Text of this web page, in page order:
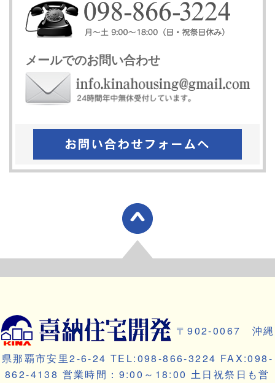
メールでのお問い合わせ
〒902-0067 沖縄
県那覇市安里2-6-24 TEL:098-866-3224 FAX:098-
862-4138 営業時間：9:00～18:00 土日祝祭日も営